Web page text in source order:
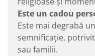
Este un cadou
Este mai degrabă
semnificație,
sau familii.